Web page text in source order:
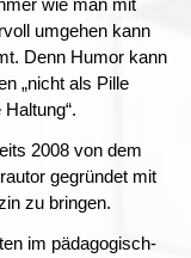
wie man mit
umgehen kann
Denn Humor kann
„nicht als Pille
2008 von dem
gegründet mit
zu bringen.
im pädagogisch-